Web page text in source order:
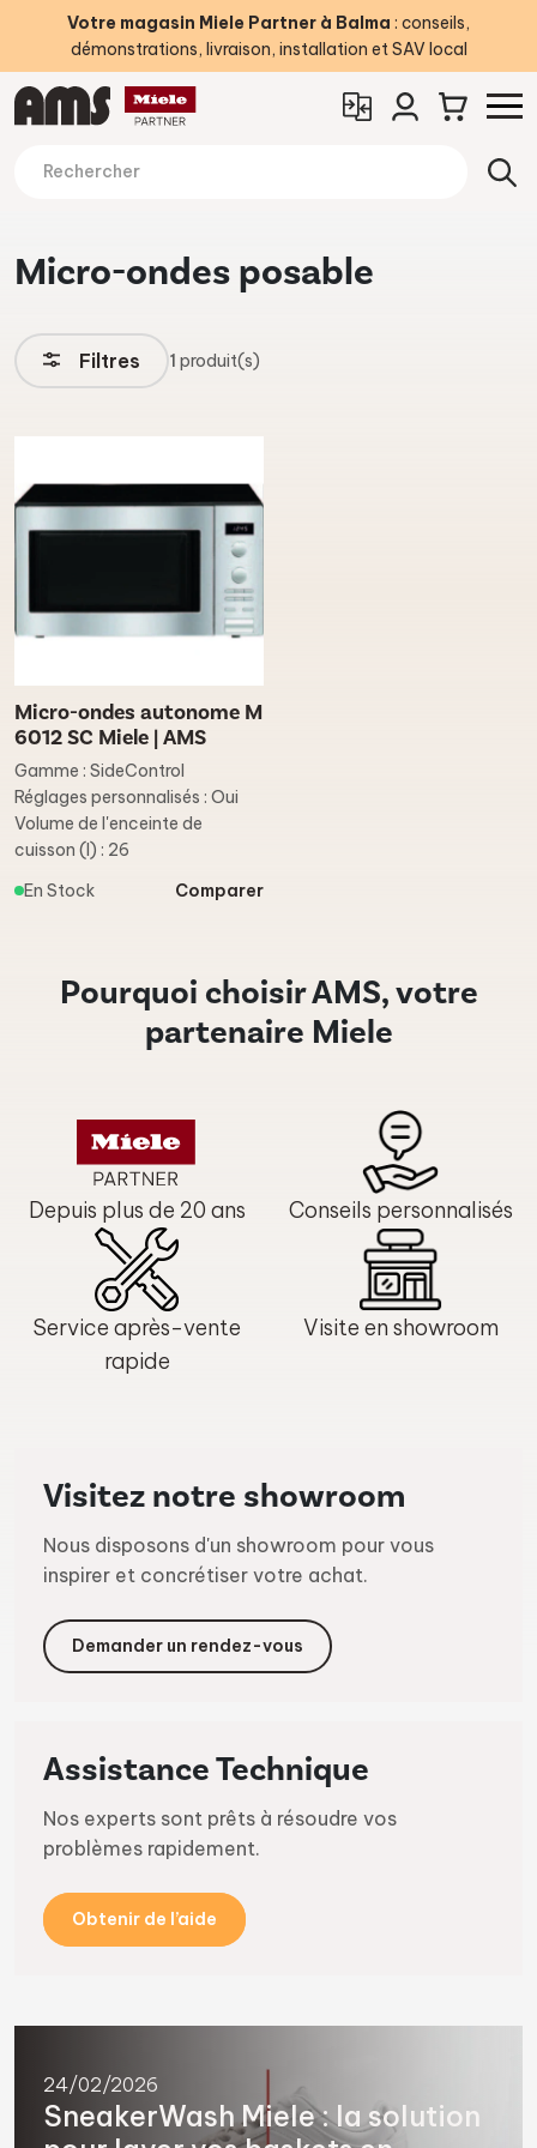
Votre magasin Miele Partner à Balma : conseils,
démonstrations, livraison, installation et SAV local
Micro-ondes posable
Filtres 1 produit(s)
Micro-ondes autonome M
6012 SC Miele | AMS
Gamme : SideControl
Réglages personnalisés : Oui
Volume de l'enceinte de
cuisson (l) : 26
En Stock
Comparer
Pourquoi choisir AMS, votre
partenaire Miele
Depuis plus de 20 ans Conseils personnalisés
Service après-vente
rapide
Visite en showroom
Visitez notre showroom
Nous disposons d'un showroom pour vous
inspirer et concrétiser votre achat.
Demander un rendez-vous
Assistance Technique
Nos experts sont prêts à résoudre vos
problèmes rapidement.
Obtenir de l’aide
24/02/2026
SneakerWash Miele : la solution